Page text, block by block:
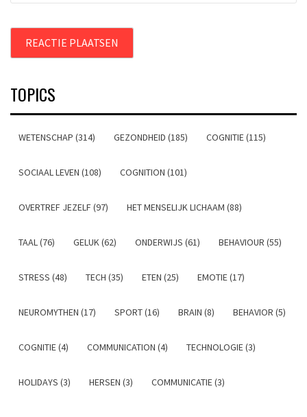
TOPICS
WETENSCHAP (314) GEZONDHEID (185) COGNITIE (115)
SOCIAAL LEVEN (108) COGNITION (101)
OVERTREF JEZELF (97) HET MENSELIJK LICHAAM (88)
TAAL (76) GELUK (62) ONDERWIJS (61) BEHAVIOUR (55)
STRESS (48) TECH (35) ETEN (25) EMOTIE (17)
NEUROMYTHEN (17) SPORT (16) BRAIN (8) BEHAVIOR (5)
COGNITIE (4) COMMUNICATION (4) TECHNOLOGIE (3)
HOLIDAYS (3) HERSEN (3) COMMUNICATIE (3)